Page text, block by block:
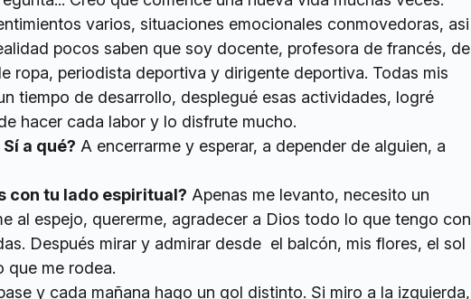
varios, situaciones emocionales conmovedoras, asi
pocos saben que soy docente, profesora de francés, de
ropa, periodista deportiva y dirigente deportiva. Todas mis
tiempo de desarrollo, desplegué esas actividades, logré
hacer cada labor y lo disfrute mucho.
a qué? A encerrarme y esperar, a depender de alguien, a
con tu lado espiritual? Apenas me levanto, necesito un
al espejo, quererme, agradecer a Dios todo lo que tengo con
Después mirar y admirar desde el balcón, mis flores, el sol
que me rodea.
y cada mañana hago un gol distinto. Si miro a la izquierda,